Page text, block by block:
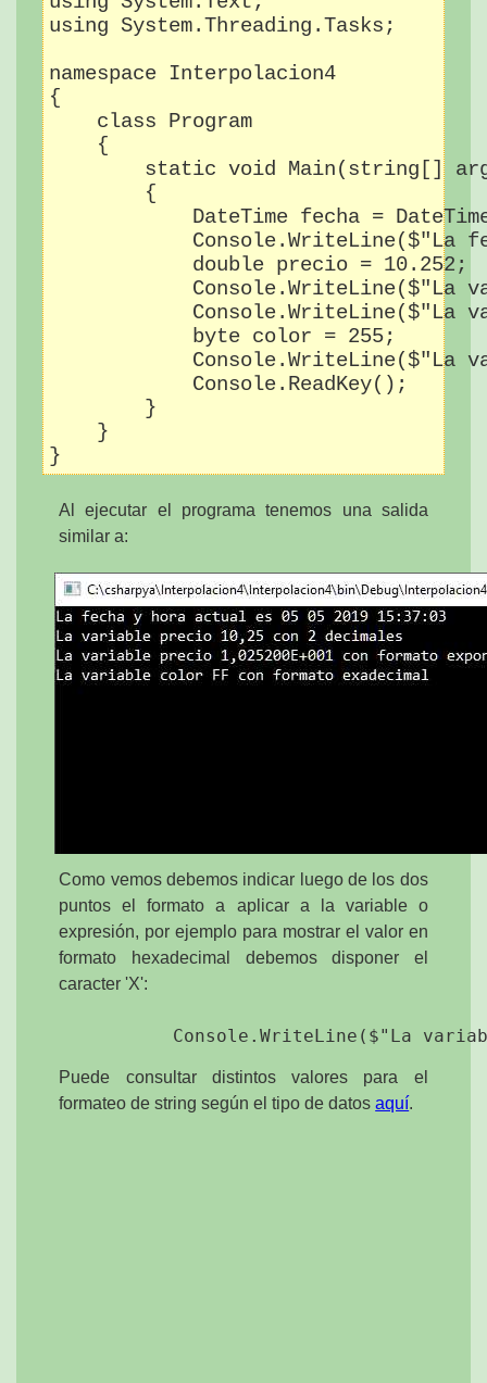
using System.Threading.Tasks;
namespace Interpolacion4
{
    class Program
    {
static void Main(string[]
        {
DateTime fecha =
Console.WriteLine($"La
            double precio = 10.252;
Console.WriteLine($"La
Console.WriteLine($"La
            byte color = 255;
Console.WriteLine($"La
            Console.ReadKey();
        }
    }
Al ejecutar el programa tenemos una salida
similar a:
Como vemos debemos indicar luego de los dos
puntos el formato a aplicar a la variable o
expresión, por ejemplo para mostrar el valor en
formato hexadecimal debemos disponer el
caracter 'X':
Puede consultar distintos valores para el
formateo de string según el tipo de datosaquí.